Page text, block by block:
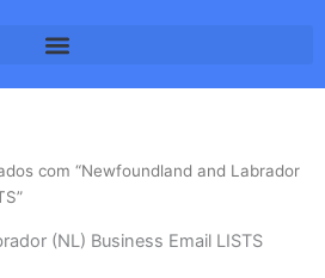
com “Newfoundland and Labrador
(NL) Business Email LISTS